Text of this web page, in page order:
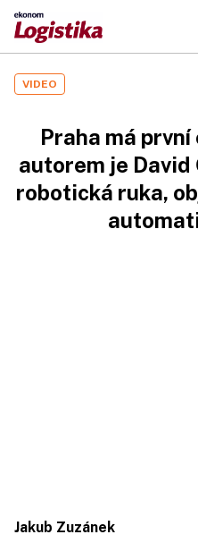
VIDEO
Praha má
autorem je David
robotická ruka,
Jakub Zuzánek